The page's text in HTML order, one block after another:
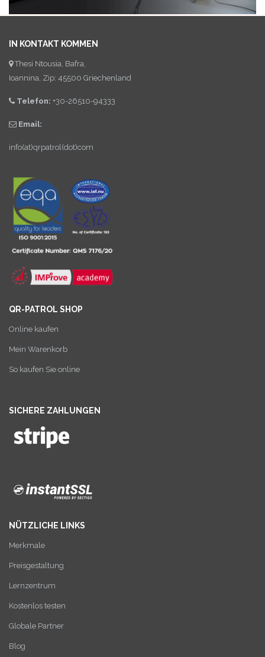
IN KONTAKT KOMMEN
Thesi Ntousia, Bafra,
Ioannina, Zip: 45500 Griechenland
Telefon: +30-26510-94333
Email:
info(at)qrpatrol(dot)com
QR-PATROL SHOP
Online kaufen
Mein Warenkorb
So kaufen Sie online
SICHERE ZAHLUNGEN
NÜTZLICHE LINKS
Merkmale
Preisgestaltung
Lernzentrum
Kostenlos testen
Globale Partner
Blog